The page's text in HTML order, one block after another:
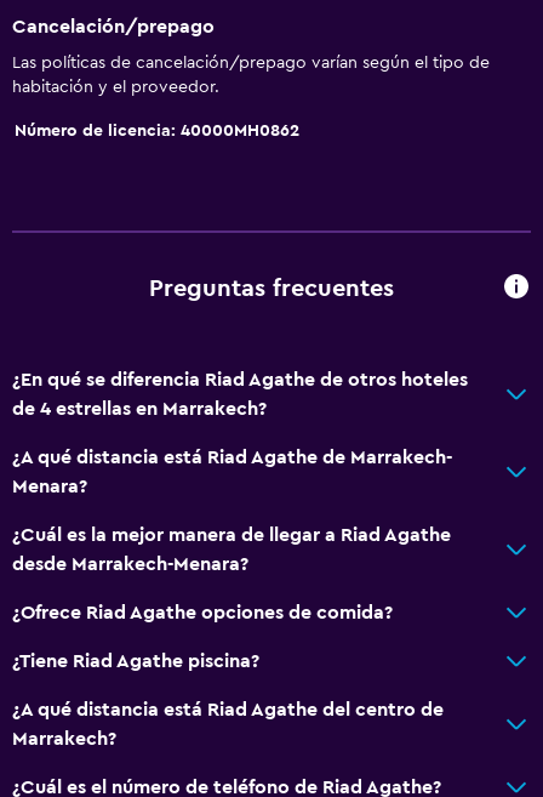
Servicio de conserjería
Instalaciones para reuniones
Boletos de transporte público
Acceso con llave
Recepción 24 horas
Botella de agua
Actividades
Bicicletas
Pesca
Juegos de mesa/rompecabezas
Ciclismo
Cancelación/prepago
Las políticas de cancelación/prepago varían según el tipo de
habitación y el proveedor.
Número de licencia: 40000MH0862
Preguntas frecuentes
¿En qué se diferencia Riad Agathe de otros hoteles
de 4 estrellas en Marrakech?
¿A qué distancia está Riad Agathe de Marrakech-
Menara?
¿Cuál es la mejor manera de llegar a Riad Agathe
desde Marrakech-Menara?
¿Ofrece Riad Agathe opciones de comida?
¿Tiene Riad Agathe piscina?
¿A qué distancia está Riad Agathe del centro de
Marrakech?
¿Cuál es el número de teléfono de Riad Agathe?